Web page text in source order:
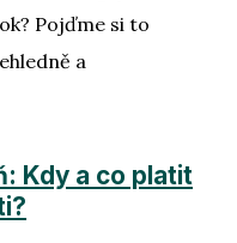
Pojďme si to
a
Kdy a co platit